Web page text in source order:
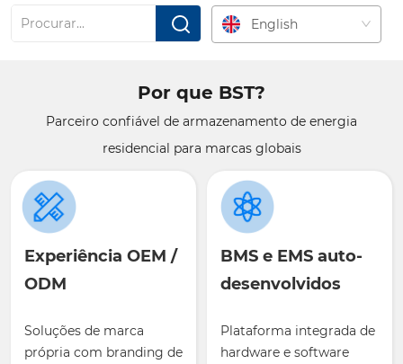
English
Por que BST?
Parceiro confiável de armazenamento de energia
residencial para marcas globais
Experiência OEM /
ODM
Soluções de marca
própria com branding de
BMS e EMS auto-
desenvolvidos
Plataforma integrada de
hardware e software